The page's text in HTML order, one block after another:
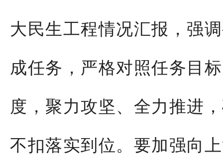
大民生工程情况汇报，强
成任务，严格对照任务目
度，聚力攻坚、全力推进
不扣落实到位。要加强向